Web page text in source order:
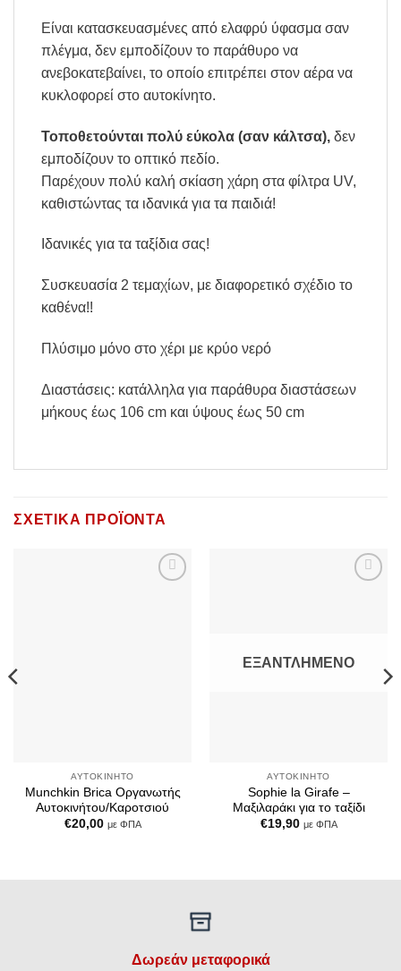
Είναι κατασκευασμένες από ελαφρύ ύφασμα σαν
πλέγμα, δεν εμποδίζουν το παράθυρο να
ανεβοκατεβαίνει, το οποίο επιτρέπει στον αέρα να
κυκλοφορεί στο αυτοκίνητο.
Τοποθετούνται πολύ εύκολα (σαν κάλτσα), δεν
εμποδίζουν το οπτικό πεδίο.
Παρέχουν πολύ καλή σκίαση χάρη στα φίλτρα UV,
καθιστώντας τα ιδανικά για τα παιδιά!
Ιδανικές για τα ταξίδια σας!
Συσκευασία 2 τεμαχίων, με διαφορετικό σχέδιο το
καθένα!!
Πλύσιμο μόνο στο χέρι με κρύο νερό
Διαστάσεις: κατάλληλα για παράθυρα διαστάσεων
μήκους έως 106 cm και ύψους έως 50 cm
ΣΧΕΤΙΚΆ ΠΡΟΪΌΝΤΑ
ΑΥΤΟΚΊΝΗΤΟ
Munchkin Brica Οργανωτής
Αυτοκινήτου/Καροτσιού
€20,00 με ΦΠΑ
ΕΞΑΝΤΛΗΜΈΝΟ
ΑΥΤΟΚΊΝΗΤΟ
Sophie la Girafe –
Μαξιλαράκι για το ταξίδι
€19,90 με ΦΠΑ
Δωρεάν μεταφορικά